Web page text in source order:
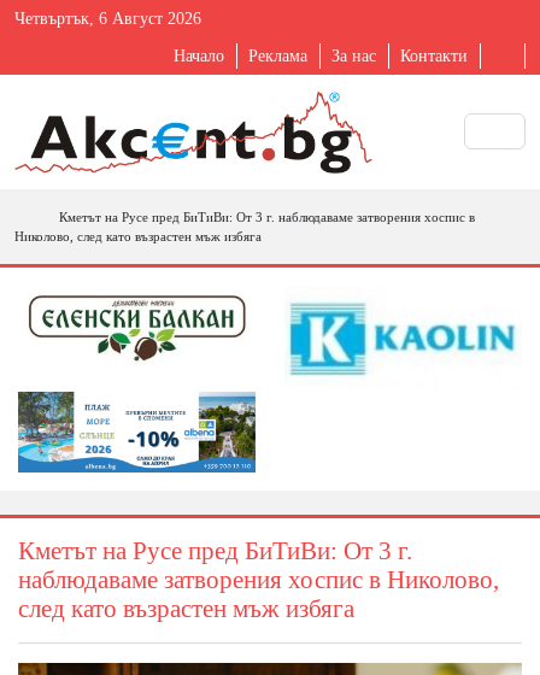
Четвъртък, 6 Август 2026
Начало Реклама За нас Контакти
Кметът на Русе пред БиТиВи: От 3 г. наблюдаваме затворения хоспис в
Николово, след като възрастен мъж избяга
Кметът на Русе пред БиТиВи: От 3 г.
наблюдаваме затворения хоспис в Николово,
след като възрастен мъж избяга